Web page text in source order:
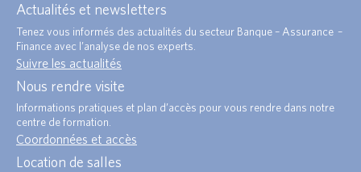
Actualités et newsletters
Tenez vous informés des actualités du secteur Banque – Assurance –
Finance avec l’analyse de nos experts.
Suivre les actualités
Nous rendre visite
Informations pratiques et plan d’accès pour vous rendre dans notre
centre de formation.
Coordonnées et accès
Location de salles